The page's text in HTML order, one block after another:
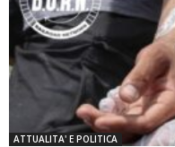
ATTUALITA' E POLITICA